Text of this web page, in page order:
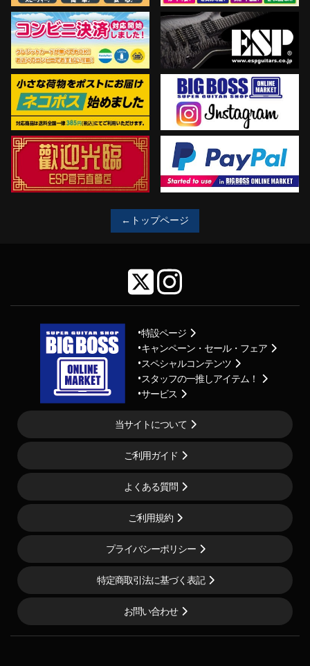
←トップページ
特設ページ
キャンペーン・セール・フェア
スペシャルコンテンツ
スタッフの一推しアイテム！
サービス
当サイトについて
ご利用ガイド
よくある質問
ご利用規約
プライバシーポリシー
特定商取引法に基づく表記
お問い合わせ